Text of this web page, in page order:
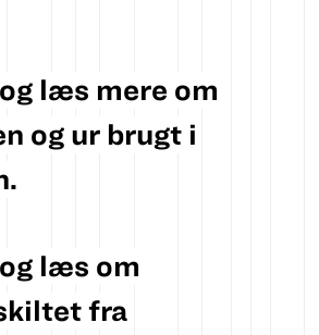
læs mere om
og ur brugt i
læs om
fra